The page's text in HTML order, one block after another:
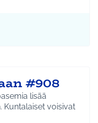
Tuusulan kylät
#908
lisää
Kuntalaiset voisivat